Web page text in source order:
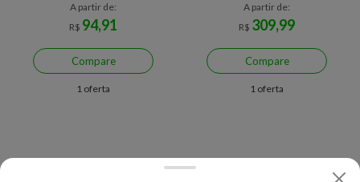
A partir de:
R$ 94,91
Compare
1 oferta
A partir de:
R$ 309,99
Compare
1 oferta